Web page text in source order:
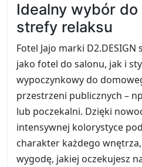
Idealny wybór
strefy relaksu
Fotel Jajo marki
jako fotel do salonu, jak i
wypoczynkowy do
przestrzeni publicznych –
lub poczekalni. Dzięki
intensywnej kolorystyce
charakter każdego
wygodę, jakiej oczekujesz